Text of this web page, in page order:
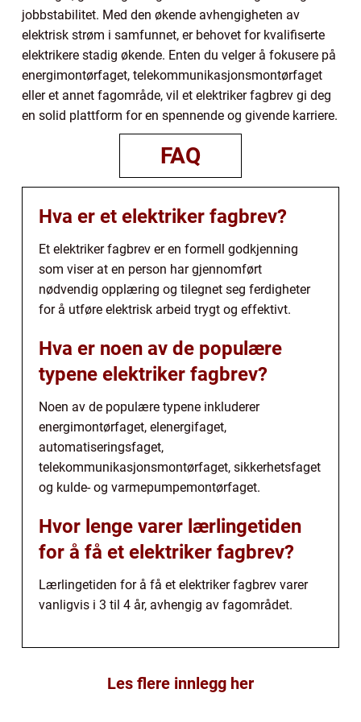
jobbstabilitet. Med den økende avhengigheten av
elektrisk strøm i samfunnet, er behovet for kvalifiserte
elektrikere stadig økende. Enten du velger å fokusere på
energimontørfaget, telekommunikasjonsmontørfaget
eller et annet fagområde, vil et elektriker fagbrev gi deg
en solid plattform for en spennende og givende karriere.
FAQ
Hva er et elektriker fagbrev?
Et elektriker fagbrev er en formell godkjenning
som viser at en person har gjennomført
nødvendig opplæring og tilegnet seg ferdigheter
for å utføre elektrisk arbeid trygt og effektivt.
Hva er noen av de populære
typene elektriker fagbrev?
Noen av de populære typene inkluderer
energimontørfaget, elenergifaget,
automatiseringsfaget,
telekommunikasjonsmontørfaget, sikkerhetsfaget
og kulde- og varmepumpemontørfaget.
Hvor lenge varer lærlingetiden
for å få et elektriker fagbrev?
Lærlingetiden for å få et elektriker fagbrev varer
vanligvis i 3 til 4 år, avhengig av fagområdet.
Les flere innlegg her